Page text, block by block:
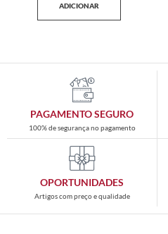
ADICIONAR
PAGAMENTO SEGURO
100% de segurança no pagamento
OPORTUNIDADES
Artigos com preço e qualidade